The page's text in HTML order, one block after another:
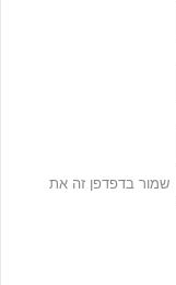
שמור בדפדפן זה את